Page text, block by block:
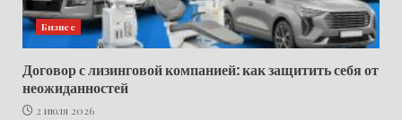
Бизнес
Договор с лизинговой компанией: как защитить себя от
неожиданностей
2 июля 2026